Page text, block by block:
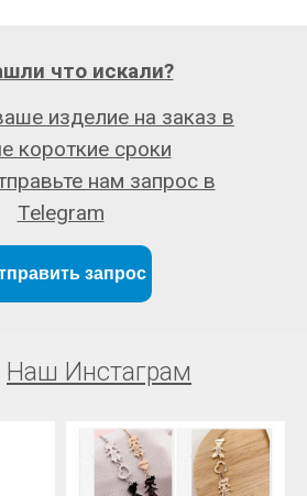
запрос
изделие на заказ в
короткие сроки
нам запрос в
Telegram
что искали?
Наш Инстаграм